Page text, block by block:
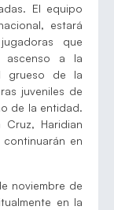
El equipo
estará
que
ascenso a la
grueso de la
juveniles de
de la entidad.
Cruz, Haridian
continuarán en
noviembre de
en la